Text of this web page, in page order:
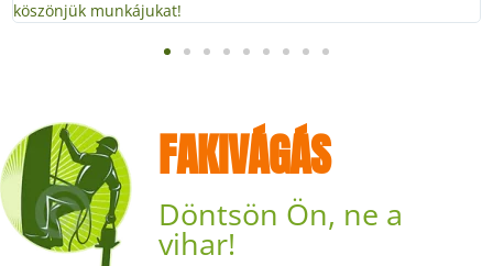
köszönjük munkájukat!
FAKIVÁGÁS
Döntsön Ön, ne a
vihar!